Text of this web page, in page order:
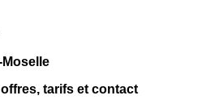
tarifs et contact